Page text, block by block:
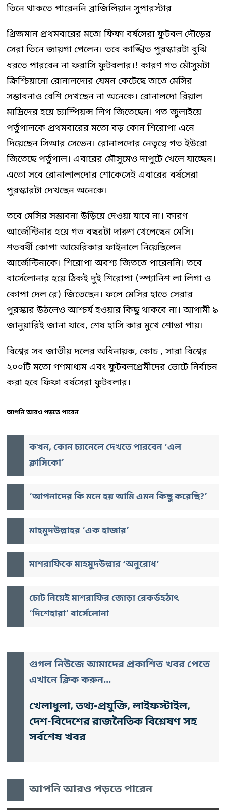
তিনে থাকতে পারেননি ব্রাজিলিয়ান সুপারস্টার
গ্রিজমান প্রথমবারের মতো ফিফা বর্ষসেরা ফুটবল দৌড়ের
সেরা তিনে জায়গা পেলেন। তবে কাঙ্খিত পুরস্কারটা বুঝি
ধরতে পারবেন না ফরাসি ফুটবলার।! কারণ গত মৌসুমটা
ক্রিশ্চিয়ানো রোনালদোর যেমন কেটেছে তাতে মেসির
সম্ভাবনাও বেশি দেখছেন না অনেকে। রোনালদো রিয়াল
মাদ্রিদের হয়ে চ্যাম্পিয়ন্স লিগ জিতেছেন। গত জুলাইয়ে
পর্তুগালকে প্রথমবারের মতো বড় কোন শিরোপা এনে
দিয়েছেন সিআর সেভেন। রোনালদোর নেতৃত্বে গত ইউরো
জিতেছে পর্তুগাল। এবারের মৌসুমেও দাপুটে খেলে যাচ্ছেন।
এতো সবে রোনালালদোর শোকেসেই এবারের বর্ষসেরা
পুরস্কারটা দেখছেন অনেকে।
তবে মেসির সম্ভাবনা উড়িয়ে দেওয়া যাবে না। কারণ
আর্জেন্টিনার হয়ে গত বছরটা দারুণ খেলেছেন মেসি।
শতবর্ষী কোপা আমেরিকার ফাইনালে নিয়েছিলেন
আর্জেন্টিনাকে। শিরোপা অবশ্য জিততে পারেননি। তবে
বার্সেলোনার হয়ে ঠিকই দুই শিরোপা (স্প্যানিশ লা লিগা ও
কোপা দেল রে) জিতেছেন। ফলে মেসির হাতে সেরার
পুরস্কার উঠলেও আশ্চর্য হওয়ার কিছু থাকবে না। আগামী ৯
জানুয়ারিই জানা যাবে, শেষ হাসি কার মুখে শোভা পায়।
বিশ্বের সব জাতীয় দলের অধিনায়ক, কোচ , সারা বিশ্বের
২০০টি মতো গণমাধ্যম এবং ফুটবলপ্রেমীদের ভোটে নির্বাচন
করা হবে ফিফা বর্ষসেরা ফুটবলার।
আপনি আরও পড়তে পারেন
কখন, কোন চ্যানেলে দেখতে পারবেন ‘‌এল
ক্লাসিকো’
‘আপনাদের কি মনে হয় আমি এমন কিছু করেছি?’
মাহমুদউল্লাহর ‘এক হাজার’
মাশরাফিকে মাহমুদউল্লার ‘অনুরোধ’
চোট নিয়েই মাশরাফির জোড়া রেকর্ডহঠাৎ
‘দিশেহারা’ বার্সেলোনা
গুগল নিউজে আমাদের প্রকাশিত খবর পেতে
এখানে ক্লিক করুন...
খেলাধুলা, তথ্য-প্রযুক্তি, লাইফস্টাইল,
দেশ-বিদেশের রাজনৈতিক বিশ্লেষণ সহ
সর্বশেষ খবর
আপনি আরও পড়তে পারেন